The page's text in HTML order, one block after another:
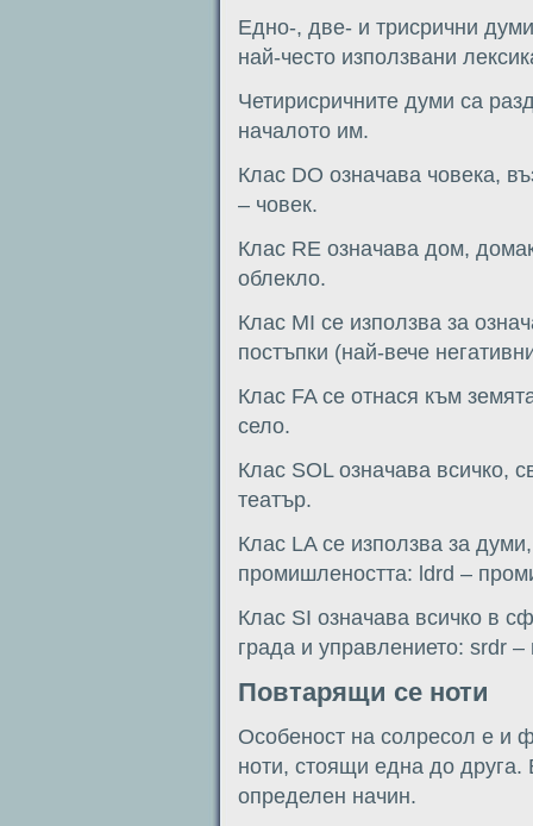
Едно-, две- и трисрични
най-често използвани
Четирисричните думи са
началото им.
Клас DO означава човека,
– човек.
Клас RE означава дом,
облекло.
Клас MI се използва за
постъпки (най-вече
Клас FA се отнася към
село.
Клас SOL означава всичко,
театър.
Клас LA се използва за
промишлеността: ldrd –
Клас SI означава всичко в
града и управлението: srdr –
Повтарящи се ноти
Особеност на солресол е и
ноти, стоящи една до друга.
определен начин.